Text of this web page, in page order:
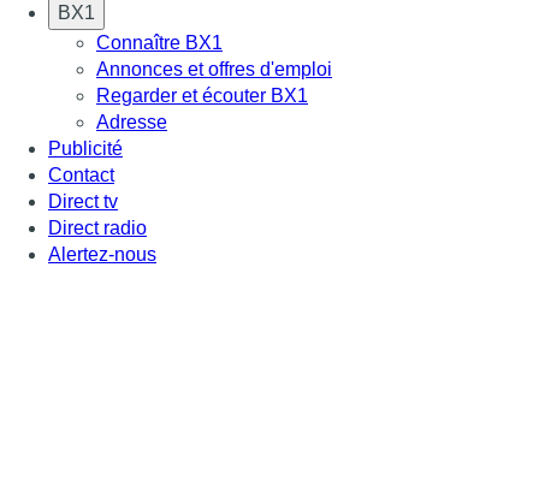
BX1
Connaître BX1
Annonces et offres d'emploi
Regarder et écouter BX1
Adresse
Publicité
Contact
Direct tv
Direct radio
Alertez-nous